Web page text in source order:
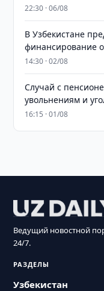
22:30 · 06/08
В Узбекистане
финансирование
14:30 · 02/08
Случай с
увольнениям и
16:15 · 01/08
Ведущий новостной
24/7.
РАЗДЕЛЫ
Узбекистан